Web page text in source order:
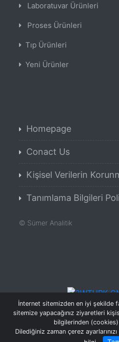
İnternet sitemizden en iyi şekilde
sitemize yapacağınız ziyaretleri
bilgilerinden
Dilediğiniz zaman çerez
Laboratuvar Ürünleri
Proses Ürünleri
Tıp Ürünleri
Yeni Ürünler
Homepage
Conact Us
Kişisel Verilerin
Tanımlama Bilgileri
© Sümer Analitik